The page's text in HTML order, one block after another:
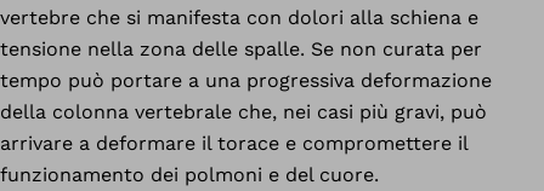
vertebre che si manifesta con dolori alla schiena e
tensione nella zona delle spalle. Se non curata per
tempo può portare a una progressiva deformazione
della colonna vertebrale che, nei casi più gravi, può
arrivare a deformare il torace e compromettere il
funzionamento dei polmoni e del cuore.